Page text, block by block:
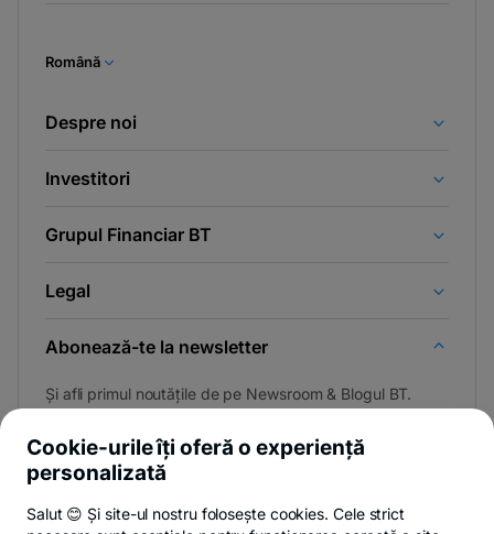
Română
Despre noi
Investitori
Grupul Financiar BT
Legal
Abonează-te la newsletter
Și afli primul noutățile de pe Newsroom & Blogul BT.
Cookie-urile îți oferă o experiență
personalizată
Salut 😊 Și site-ul nostru folosește cookies. Cele strict